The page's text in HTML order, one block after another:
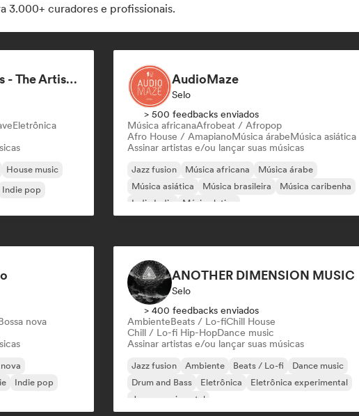
3.000+ curadores e profissionais.
Groover Obsessions - The Artist Accelerator
Eletrônica
House music
Indie pop
AudioMaze
Selo
> 500 feedbacks enviados
Música africanaAfrobeat / Afropop
Afro House / AmapianoMúsica árabeMúsica asiática
Assinar artistas e/ou lançar suas músicas
Jazz fusion Música africana
Música árabe
Música asiática
Música brasileira
Música caribenha
Indie India
Música latina
nova
Indie pop
ANOTHER DIMENSION MUSIC
Selo
> 400 feedbacks enviados
AmbienteBeats / Lo-fiChill House
Chill / Lo-fi Hip-HopDance music
Assinar artistas e/ou lançar suas músicas
Jazz fusion Ambiente Beats / Lo-fi
Dance music
Drum and Bass
Eletrônica
Eletrônica experimental
Jazz experimental